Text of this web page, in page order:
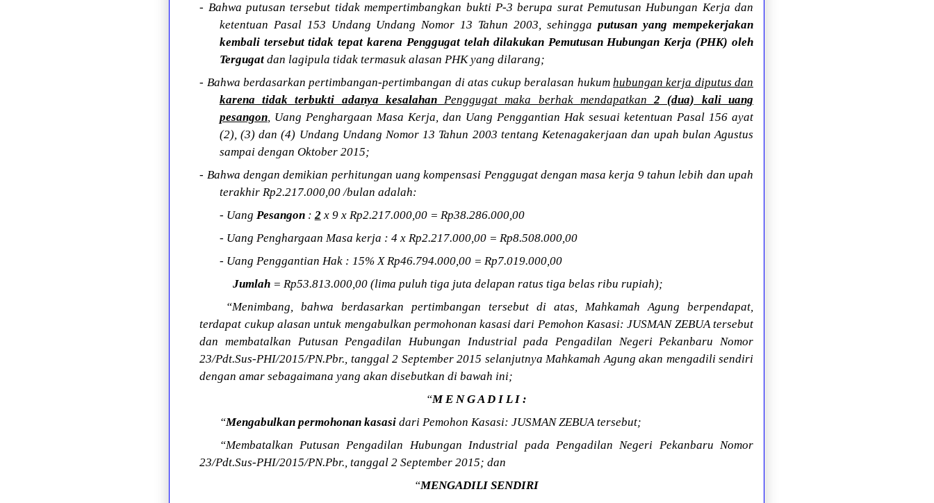
- Bahwa putusan tersebut tidak mempertimbangkan bukti P-3 berupa surat Pemutusan Hubungan Kerja dan
ketentuan Pasal 153 Undang Undang Nomor 13 Tahun 2003, sehinggaputusan yang mempekerjakan
kembali tersebut tidak tepat karena Penggugat telah dilakukan Pemutusan Hubungan Kerja (PHK) oleh
Tergugatdan lagipula tidak termasuk alasan PHK yang dilarang;
- Bahwa berdasarkan pertimbangan-pertimbangan di atas cukup beralasan hukumhubungan kerja diputus dan
karena tidak terbukti adanya kesalahanPenggugat maka berhak mendapatkan2 (dua) kali uang
pesangon, Uang Penghargaan Masa Kerja, dan Uang Penggantian Hak sesuai ketentuan Pasal 156 ayat
(2), (3) dan (4) Undang Undang Nomor 13 Tahun 2003 tentang Ketenagakerjaan dan upah bulan Agustus
sampai dengan Oktober 2015;
- Bahwa dengan demikian perhitungan uang kompensasi Penggugat dengan masa kerja 9 tahun lebih dan upah
terakhir Rp2.217.000,00 /bulan adalah:
- Uang Pesangon:2 x 9 x Rp2.217.000,00 = Rp38.286.000,00
- Uang Penghargaan Masa kerja : 4 x Rp2.217.000,00 = Rp8.508.000,00
- Uang Penggantian Hak : 15% X Rp46.794.000,00 = Rp7.019.000,00
Jumlah= Rp53.813.000,00 (lima puluh tiga juta delapan ratus tiga belas ribu rupiah);
“Menimbang, bahwa berdasarkan pertimbangan tersebut di atas, Mahkamah Agung berpendapat,
terdapat cukup alasan untuk mengabulkan permohonan kasasi dari Pemohon Kasasi: JUSMAN ZEBUA tersebut
dan membatalkan Putusan Pengadilan Hubungan Industrial pada Pengadilan Negeri Pekanbaru Nomor
23/Pdt.Sus-PHI/2015/PN.Pbr., tanggal 2 September 2015 selanjutnya Mahkamah Agung akan mengadili sendiri
dengan amar sebagaimana yang akan disebutkan di bawah ini;
“M E N G A D I L I :
“Mengabulkan permohonan kasasidari Pemohon Kasasi: JUSMAN ZEBUA tersebut;
“Membatalkan Putusan Pengadilan Hubungan Industrial pada Pengadilan Negeri Pekanbaru Nomor
23/Pdt.Sus-PHI/2015/PN.Pbr., tanggal 2 September 2015; dan
“MENGADILI SENDIRI